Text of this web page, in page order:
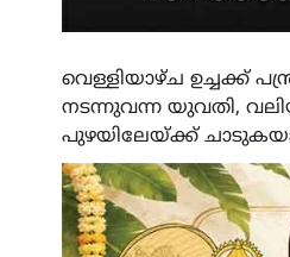
വെള്ളിയാഴ്ച ഉച്ചക്ക്
നടന്നുവന്ന യുവതി,
പുഴയിലേയ്ക്ക്